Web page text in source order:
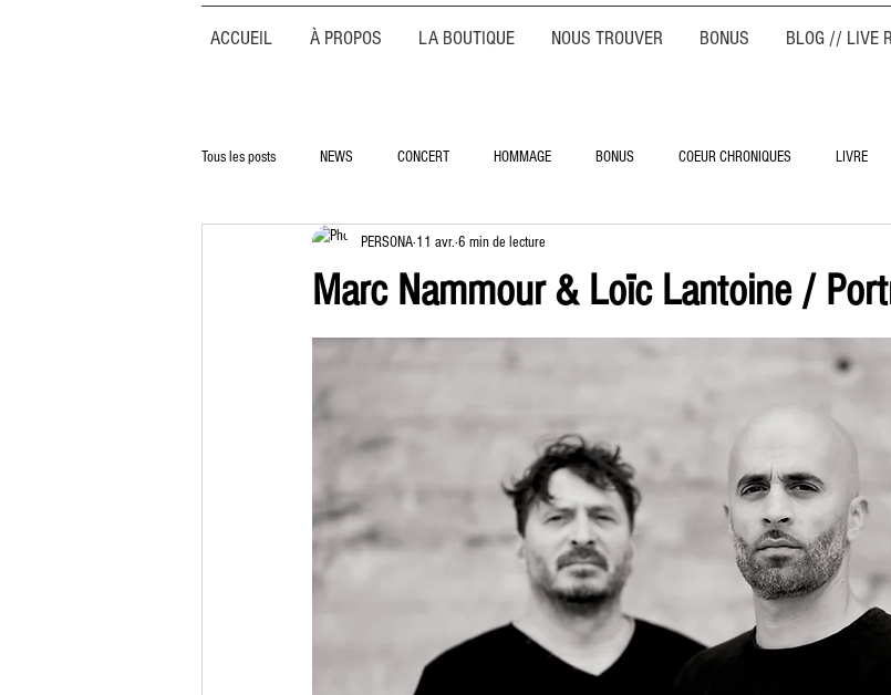
ACCUEIL À PROPOS LA BOUTIQUE NOUS TROUVER BONUS BLOG // LIVE
Tous les posts NEWS CONCERT HOMMAGE BONUS COEUR CHRONIQUES LIVRE
Marc Nammour & Loïc Lantoine /
PERSONA 11 avr. 6 min de lecture